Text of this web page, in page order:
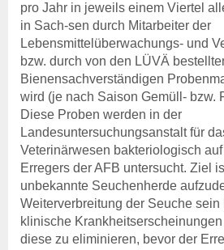
pro Jahr in jeweils einem Viertel
in Sach-sen durch Mitarbeiter der
Lebensmittelüberwachungs- und
bzw. durch von den LÜVÄ
Bienensachverständigen
wird (je nach Saison Gemüll- bzw.
Diese Proben werden in der
Landesuntersuchungsanstalt für
Veterinärwesen bakteriologisch
Erregers der AFB untersucht. Ziel
unbekannte Seuchenherde
Weiterverbreitung der Seuche
klinische
diese zu eliminieren, bevor der